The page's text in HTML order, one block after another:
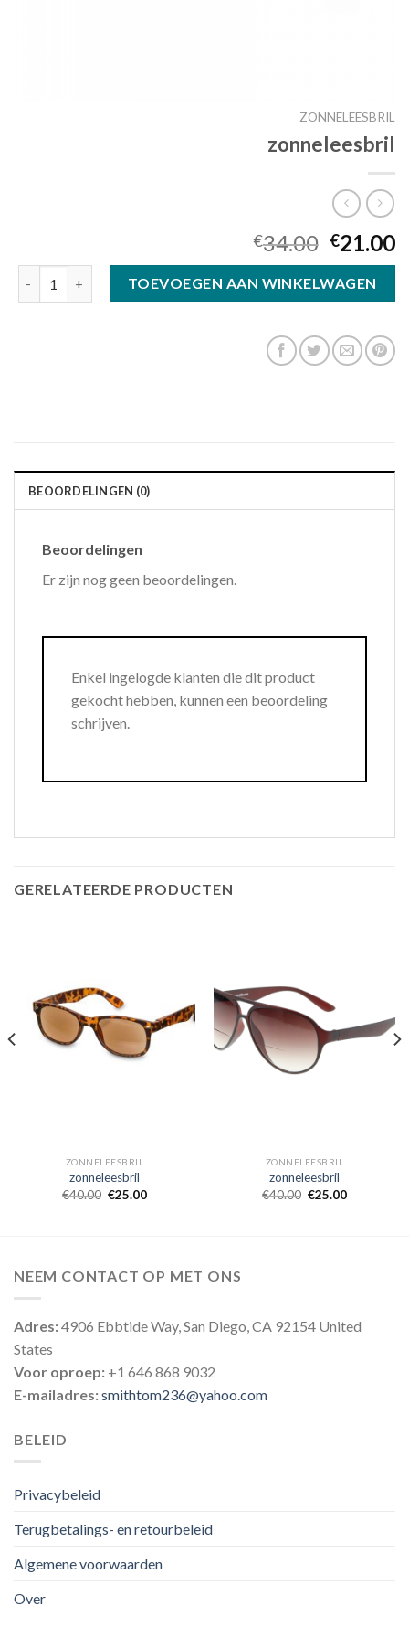
ZONNELEESBRIL
zonneleesbril
€34.00 €21.00
zonneleesbril aantalTOEVOEGEN AAN WINKELWAGEN
BEOORDELINGEN (0)
Beoordelingen
Er zijn nog geen beoordelingen.
Enkel ingelogde klanten die dit product
gekocht hebben, kunnen een beoordeling
schrijven.
GERELATEERDE PRODUCTEN
ZONNELEESBRIL
zonneleesbril
€40.00 €25.00
ZONNELEESBRIL
zonneleesbril
€40.00 €25.00
NEEM CONTACT OP MET ONS
Adres:4906 Ebbtide Way, San Diego, CA 92154 United
States
Voor oproep: +1 646 868 9032
E-mailadres:smithtom236@yahoo.com
BELEID
Privacybeleid
Terugbetalings- en retourbeleid
Algemene voorwaarden
Over